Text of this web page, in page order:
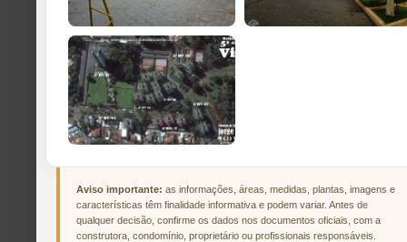
Aviso importante: as informações, áreas, medidas, plantas, imagens e
características têm finalidade informativa e podem variar. Antes de
qualquer decisão, confirme os dados nos documentos oficiais, com a
construtora, condomínio, proprietário ou profissionais responsáveis.